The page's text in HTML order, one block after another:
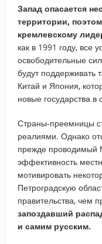
Запад опасается
территории,
кремлевскому
как в 1991 году, все
освободительные
будут поддерживать
Китай и Япония,
новые государства
Страны-преемницы
реалиями. Однако
прежде проводимый
эффективность
мотивировать
Петроградскую
правительства, чем
запоздавший
и самим русским.